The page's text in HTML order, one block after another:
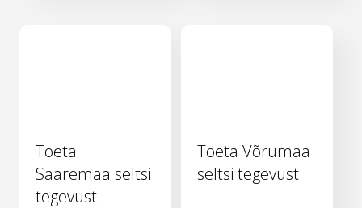
Toeta
Saaremaa seltsi
tegevust
Toeta Võrumaa
seltsi tegevust